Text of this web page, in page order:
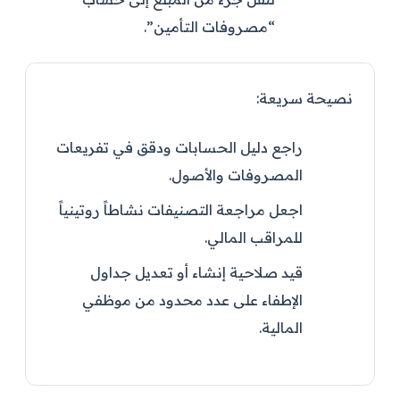
“مصروفات التأمين”.
نصيحة سريعة:
راجع دليل الحسابات ودقق في تفريعات
المصروفات والأصول.
اجعل مراجعة التصنيفات نشاطاً روتينياً
للمراقب المالي.
قيد صلاحية إنشاء أو تعديل جداول
الإطفاء على عدد محدود من موظفي
المالية.